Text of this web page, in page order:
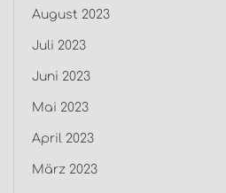
August 2023
Juli 2023
Juni 2023
Mai 2023
April 2023
März 2023